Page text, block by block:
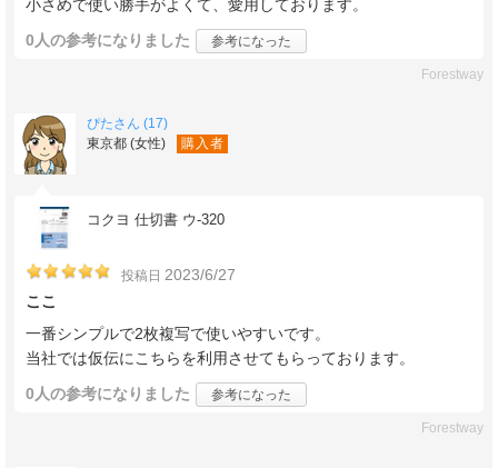
小さめで使い勝手がよくて、愛用しております。
0人の参考になりました 参考になった
Forestway
ぴたさん (17)
東京都 (女性)
購入者
コクヨ 仕切書 ウ-320
投稿日 2023/6/27
ここ
一番シンプルで2枚複写で使いやすいです。
当社では仮伝にこちらを利用させてもらっております。
0人の参考になりました 参考になった
Forestway